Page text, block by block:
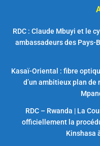
RDC : Claude Mbuyi et le
ambassadeurs des Pays-
Kasaï-Oriental : fibre
d’un ambitieux plan
RDC – Rwanda | La
officiellement la
Kinshasa